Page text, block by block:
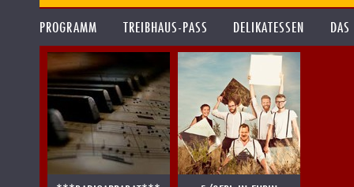
PROGRAMM TREIBHAUS-PASS DELIKATESSEN